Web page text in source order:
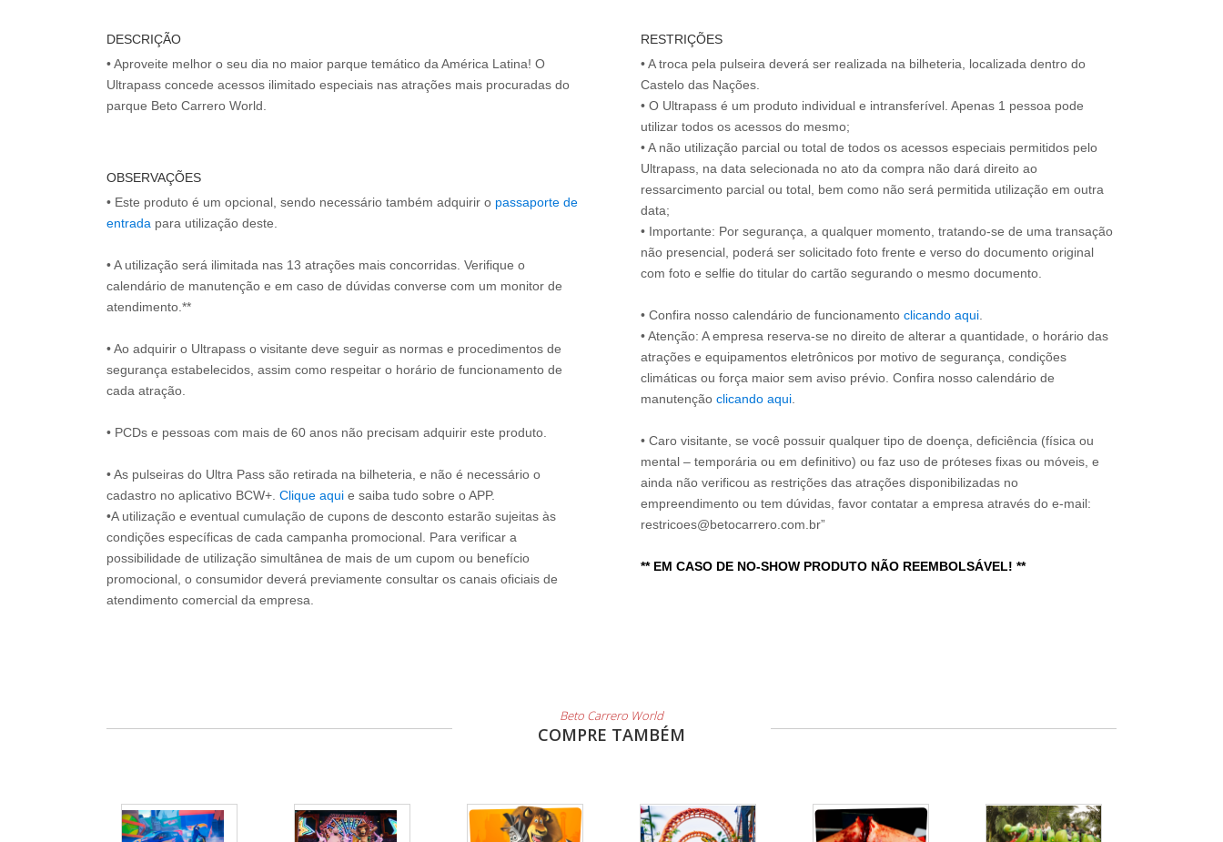
DESCRIÇÃO
• Aproveite melhor o seu dia no maior parque temático da América Latina! O
Ultrapass concede acessos ilimitado especiais nas atrações mais procuradas do
parque Beto Carrero World.
OBSERVAÇÕES
• Este produto é um opcional, sendo necessário também adquirir o passaporte de
entrada para utilização deste.
• A utilização será ilimitada nas 13 atrações mais concorridas. Verifique o
calendário de manutenção e em caso de dúvidas converse com um monitor de
atendimento.**
• Ao adquirir o Ultrapass o visitante deve seguir as normas e procedimentos de
segurança estabelecidos, assim como respeitar o horário de funcionamento de
cada atração.
• PCDs e pessoas com mais de 60 anos não precisam adquirir este produto.
• As pulseiras do Ultra Pass são retirada na bilheteria, e não é necessário o
cadastro no aplicativo BCW+. Clique aqui e saiba tudo sobre o APP.
•A utilização e eventual cumulação de cupons de desconto estarão sujeitas às
condições específicas de cada campanha promocional. Para verificar a
possibilidade de utilização simultânea de mais de um cupom ou benefício
promocional, o consumidor deverá previamente consultar os canais oficiais de
atendimento comercial da empresa.
RESTRIÇÕES
• A troca pela pulseira deverá ser realizada na bilheteria, localizada dentro do
Castelo das Nações.
• O Ultrapass é um produto individual e intransferível. Apenas 1 pessoa pode
utilizar todos os acessos do mesmo;
• A não utilização parcial ou total de todos os acessos especiais permitidos pelo
Ultrapass, na data selecionada no ato da compra não dará direito ao
ressarcimento parcial ou total, bem como não será permitida utilização em outra
data;
• Importante: Por segurança, a qualquer momento, tratando-se de uma transação
não presencial, poderá ser solicitado foto frente e verso do documento original
com foto e selfie do titular do cartão segurando o mesmo documento.
• Confira nosso calendário de funcionamento clicando aqui.
• Atenção: A empresa reserva-se no direito de alterar a quantidade, o horário das
atrações e equipamentos eletrônicos por motivo de segurança, condições
climáticas ou força maior sem aviso prévio. Confira nosso calendário de
manutenção clicando aqui.
• Caro visitante, se você possuir qualquer tipo de doença, deficiência (física ou
mental – temporária ou em definitivo) ou faz uso de próteses fixas ou móveis, e
ainda não verificou as restrições das atrações disponibilizadas no
empreendimento ou tem dúvidas, favor contatar a empresa através do e-mail:
restricoes@betocarrero.com.br”
** EM CASO DE NO-SHOW PRODUTO NÃO REEMBOLSÁVEL! **
Beto Carrero World
COMPRE TAMBÉM